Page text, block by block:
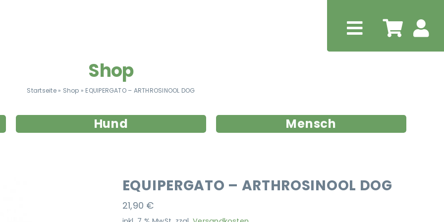
Shop
Startseite» Shop » EQUIPERGATO – ARTHROSINOOL DOG
Hund Mensch
EQUIPERGATO – ARTHROSINOOL DOG
21,90 €